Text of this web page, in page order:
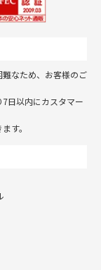
なため、お客様のご
日以内にカスタマー
す。